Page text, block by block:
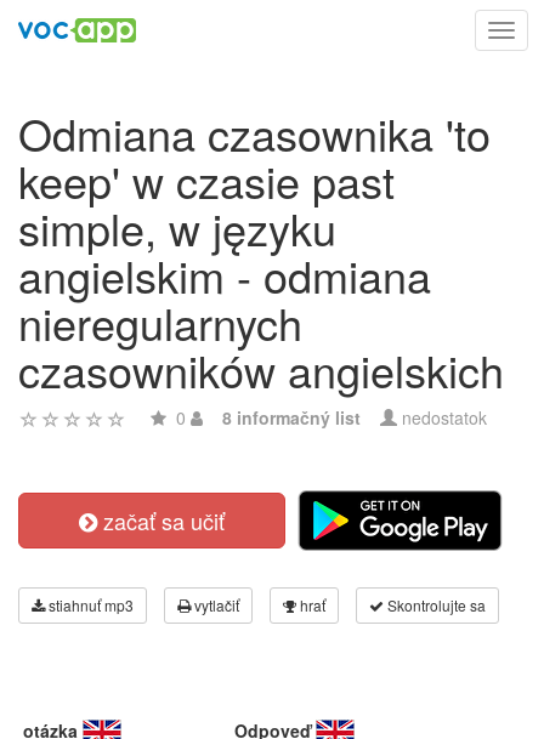
Odmiana czasownika 'to
keep' w czasie past
simple, w języku
angielskim - odmiana
nieregularnych
czasowników angielskich
0 8 informačný list nedostatok
začať sa učiť
stiahnuť mp3 vytlačiť hrať Skontrolujte sa
otázka Odpoveď